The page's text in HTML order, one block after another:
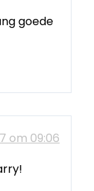
goede
om 09:06